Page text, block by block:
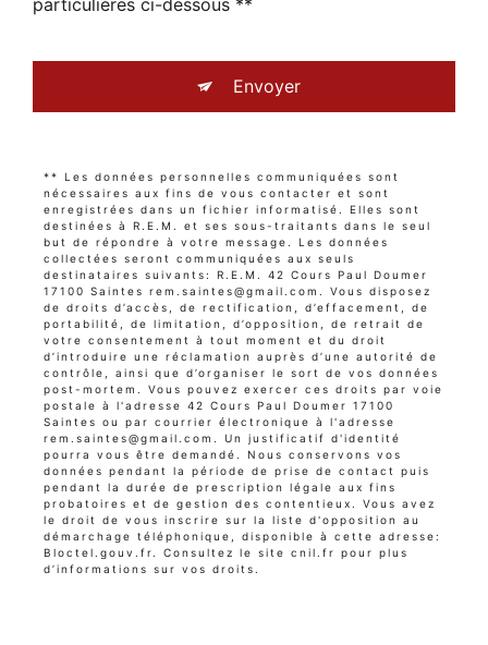
particulières ci-dessous **
Envoyer
** Les données personnelles communiquées sont
nécessaires aux fins de vous contacter et sont
enregistrées dans un fichier informatisé. Elles sont
destinées à R.E.M. et ses sous-traitants dans le seul
but de répondre à votre message. Les données
collectées seront communiquées aux seuls
destinataires suivants: R.E.M. 42 Cours Paul Doumer
17100 Saintes rem.saintes@gmail.com. Vous disposez
de droits d’accès, de rectification, d’effacement, de
portabilité, de limitation, d’opposition, de retrait de
votre consentement à tout moment et du droit
d’introduire une réclamation auprès d’une autorité de
contrôle, ainsi que d’organiser le sort de vos données
post-mortem. Vous pouvez exercer ces droits par voie
postale à l'adresse 42 Cours Paul Doumer 17100
Saintes ou par courrier électronique à l'adresse
rem.saintes@gmail.com. Un justificatif d'identité
pourra vous être demandé. Nous conservons vos
données pendant la période de prise de contact puis
pendant la durée de prescription légale aux fins
probatoires et de gestion des contentieux. Vous avez
le droit de vous inscrire sur la liste d'opposition au
démarchage téléphonique, disponible à cette adresse:
Bloctel.gouv.fr. Consultez le site cnil.fr pour plus
d’informations sur vos droits.